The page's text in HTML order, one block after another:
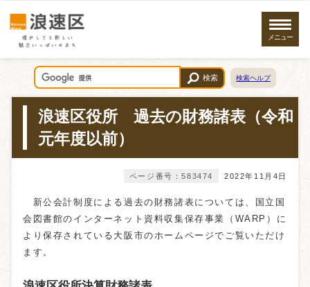
メニュー
検索 検索ヘルプ
浪速区役所 過去の財務諸表（令和
元年度以前）
2022年11月4日
ページ番号：583474
新公会計制度による過去の財務諸表については、国立国
会図書館のインターネット資料収集保存事業（WARP）に
より保存されている大阪市のホームページでご覧いただけ
ます。